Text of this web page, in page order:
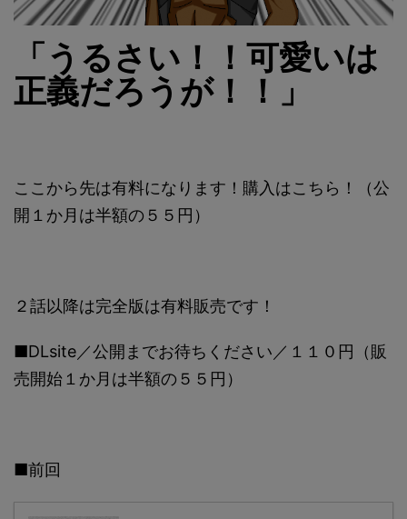
「うるさい！！可愛いは
正義だろうが！！」
ここから先は有料になります！購入はこちら！（公
開１か月は半額の５５円）
２話以降は完全版は有料販売です！
■DLsite／公開までお待ちください／１１０円（販
売開始１か月は半額の５５円）
■前回